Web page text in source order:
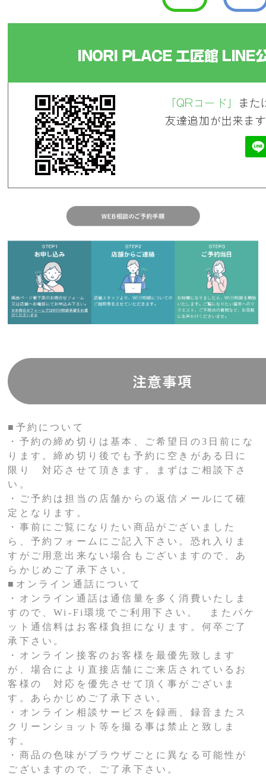
■予約について
・予約の締め切りは基本、ご希望日の3日前にな
ります。締め切り後でも予約に空きがある日に
限り 対応させて頂きます。まずはご相談下さ
い。
・ご予約は担当の店舗からの返信メールにて確
定となります。
・事前にご覧になりたい商品がございました
ら、予約フォームにご記入下さい。恐れ入りま
すがご用意出来ない場合もございますので、あ
らかじめご了承下さい。
■オンライン通話について
・オンライン通話は通信量を多く消費いたしま
すので、Wi-Fi環境でご利用下さい。 またパケ
ット通信料はお客様負担になります。何卒ご了
承下さい。
・オンライン接客のお客様を最優先致します
が、場合により直接店舗にご来店されているお
客様の 対応を優先させて頂く事がございま
す。あらかじめご了承下さい。
・オンライン相談サービスを録画、録音またス
クリーンショット等を撮る事は禁止と致しま
す。
・商品の色味がブラウザごとに異なる可能性が
ございますので、ご了承下さい。